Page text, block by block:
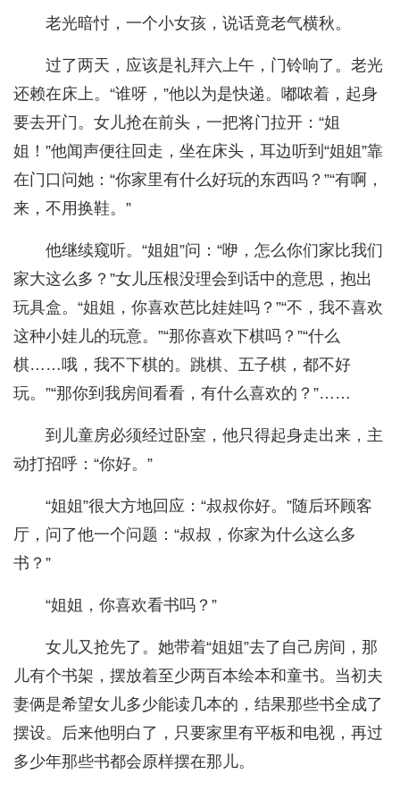
老光暗忖，一个小女孩，说话竟老气横秋。
过了两天，应该是礼拜六上午，门铃响了。老光
还赖在床上。“谁呀，”他以为是快递。嘟哝着，起身
要去开门。女儿抢在前头，一把将门拉开：“姐
姐！”他闻声便往回走，坐在床头，耳边听到“姐姐”靠
在门口问她：“你家里有什么好玩的东西吗？”“有啊，
来，不用换鞋。”
他继续窥听。“姐姐”问：“咿，怎么你们家比我们
家大这么多？”女儿压根没理会到话中的意思，抱出
玩具盒。“姐姐，你喜欢芭比娃娃吗？”“不，我不喜欢
这种小娃儿的玩意。”“那你喜欢下棋吗？”“什么
棋……哦，我不下棋的。跳棋、五子棋，都不好
玩。”“那你到我房间看看，有什么喜欢的？”……
到儿童房必须经过卧室，他只得起身走出来，主
动打招呼：“你好。”
“姐姐”很大方地回应：“叔叔你好。”随后环顾客
厅，问了他一个问题：“叔叔，你家为什么这么多
书？”
“姐姐，你喜欢看书吗？”
女儿又抢先了。她带着“姐姐”去了自己房间，那
儿有个书架，摆放着至少两百本绘本和童书。当初夫
妻俩是希望女儿多少能读几本的，结果那些书全成了
摆设。后来他明白了，只要家里有平板和电视，再过
多少年那些书都会原样摆在那儿。